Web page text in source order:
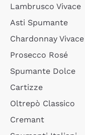
Lambrusco Vivace
Asti Spumante
Chardonnay Vivace
Prosecco Rosé
Spumante Dolce
Cartizze
Oltrepò Classico
Cremant